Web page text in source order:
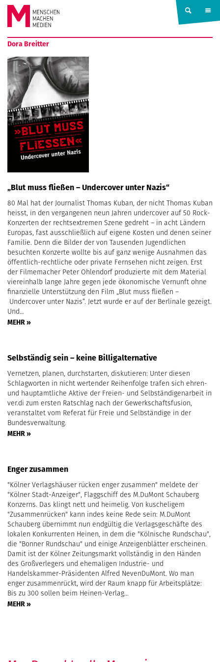
Springe zum Inhalt
MENSCHEN
MACHEN
MEDIEN
Dora Breitter
„Blut muss fließen – Undercover unter Nazis“
80 Mal hat der Journalist Thomas Kuban, der nicht Thomas Kuban
heisst, in den vergangenen neun Jahren undercover auf 50 Rock-
Konzerten der rechtsextremen Szene gedreht – in acht Ländern
Europas, fast ausschließlich auf eigene Kosten und denen seiner
Familie. Denn die Bilder der von Tausenden Jugendlichen
besuchten Konzerte wollte bis auf ganz wenige Ausnahmen das
öffentlich-rechtliche oder private Fernsehen nicht zeigen. Erst
der Filmemacher Peter Ohlendorf produzierte mit dem Material
viereinhalb lange Jahre gegen jede ökonomische Vernunft ohne
finanzielle Unterstützung den Film „Blut muss fließen –
Undercover unter Nazis“. Jetzt wurde er auf der Berlinale gezeigt.
Und…
MEHR »
Selbständig sein – keine Billigalternative
Vernetzen, planen, durchstarten, diskutieren: Unter diesen
Schlagworten in nicht wertender Reihenfolge trafen sich ehren-
und hauptamtliche Aktive der Freien- und Selbständigenarbeit in
ver.di zum ersten Ratschlag nach der Gewerkschaftsfusion,
veranstaltet vom Referat für Freie und Selbständige in der
Bundesverwaltung.
MEHR »
Enger zusammen
"Kölner Verlagshäuser rücken enger zusammen" meldete der
"Kölner Stadt-Anzeiger", Flaggschiff des M.DuMont Schauberg
Konzerns. Das klingt nett und heimelig. Von kuscheligem
"Zusammenrücken" kann indes keine Rede sein: M.DuMont
Schauberg übernimmt nun endgültig die Verlagsgeschäfte des
lokalen Konkurrenten Heinen, in dem die "Kölnische Rundschau",
die "Bonner Rundschau" und einige Anzeigenblätter erscheinen.
Damit ist der Kölner Zeitungsmarkt vollständig in den Händen
des Großverlegers und ehemaligen Industrie- und
Handelskammer-Präsidenten Alfred NevenDuMont. Wo man
enger zusammenrückt, wird der Raum knapp für Arbeitsplätze:
Bis zu 300 sollen beim Heinen-Verlag…
MEHR »